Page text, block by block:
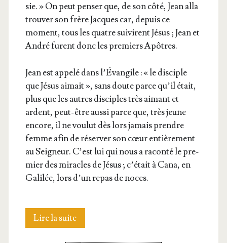
sie. » On peut pen­ser que, de son côté, Jean alla
trou­ver son frère Jacques car, depuis ce
moment, tous les quatre sui­virent Jésus ; Jean et
André furent donc les pre­miers Apôtres.
Jean est appe­lé dans l’Évangile : « le dis­ciple
que Jésus aimait », sans doute parce qu’il était,
plus que les autres dis­ciples très aimant et
ardent, peut-être aus­si parce que, très jeune
encore, il ne vou­lut dès lors jamais prendre
femme afin de réser­ver son cœur entiè­re­ment
au Sei­gneur. C’est lui qui nous a racon­té le pre­
mier des miracles de Jésus ; c’é­tait à Cana, en
Gali­lée, lors d’un repas de noces.
Lire la suiteSaint